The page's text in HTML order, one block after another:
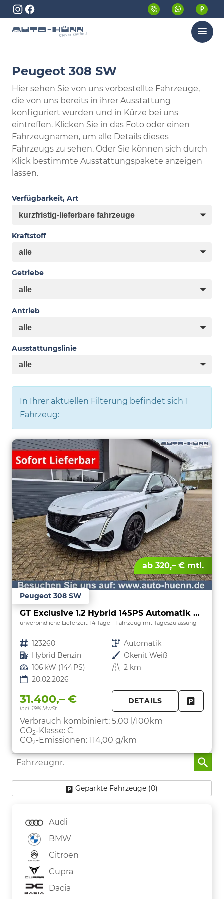
Menü
Peugeot 308 SW
Hier sehen Sie von uns vorbestellte Fahrzeuge,
die von uns bereits in ihrer Ausstattung
konfiguriert wurden und in Kürze bei uns
eintreffen. Klicken Sie in das Foto oder einen
Fahrzeugnamen, um alle Details dieses
Fahrzeugs zu sehen. Oder Sie können sich durch
Klick bestimmte Ausstattungspakete anzeigen
lassen.
Verfügbarkeit, Art
Kraftstoff
Getriebe
Antrieb
Ausstattungslinie
In Ihrer aktuellen Filterung befindet sich 1
Fahrzeug:
ab 320,– € mtl.
Peugeot 308 SW
GT Exclusive 1.2 Hybrid 145PS Automatik Matrix-LED elektr. PanoDach Heckklappe Sitzheizung Lenkradheizung Navi 10" HD-Touchscreen wireless Apple CarPlay + Android Auto FOCAL-System 2x Keyless ACC 4x Kamera PDC v+h 18"LM
unverbindliche Lieferzeit: 14 Tage Fahrzeug mit Tageszulassung
Fahrzeugnr. 123260 Getriebe Automatik
Kraftstoff Hybrid Benzin Außenfarbe Okenit Weiß
Leistung 106 kW (144 PS) Kilometerstand 2 km
20.02.2026
31.400,– €
incl. 19% MwSt.
DETAILS
Verbrauch kombiniert: 5,00 l/100km
CO2-Klasse: C
CO2-Emissionen: 114,00 g/km
Fahrzeugnr.
Geparkte Fahrzeuge (0)
Audi
BMW
Citroën
Cupra
Dacia